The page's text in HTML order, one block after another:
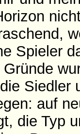
Spieler
Gründe
Siedler
auf
die Typ